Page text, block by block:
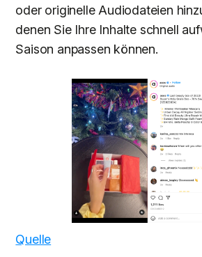
oder originelle Audiodateien
denen Sie Ihre Inhalte schnell
Saison anpassen können.
Quelle